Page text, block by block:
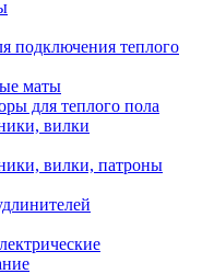
подключения теплого
маты
для теплого пола
вилки
вилки, патроны